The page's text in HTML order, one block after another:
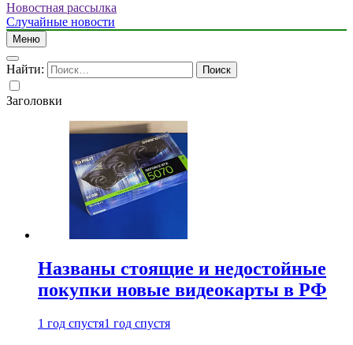
Новостная рассылка
Случайные новости
Меню
Найти:
Заголовки
Названы стоящие и недостойные
покупки новые видеокарты в РФ
1 год спустя1 год спустя